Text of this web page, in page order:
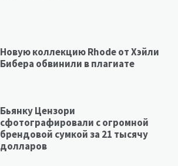
Новую коллекцию Rhode от Хэйли
Бибера обвинили в плагиате
Бьянку Цензори
сфотографировали с огромной
брендовой сумкой за 21 тысячу
долларов